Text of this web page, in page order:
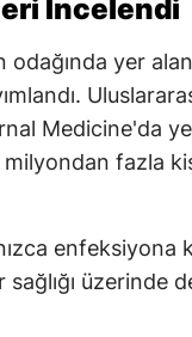
İncelendi
odağında yer
Medicine'da
fazla
enfeksiyona
sağlığı üzerinde